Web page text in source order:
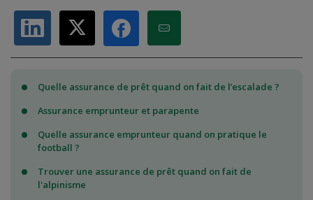
Partager sur LinkedIn
Partager sur XPartager sur Facebook
Partager par Email
Quelle assurance de prêt quand on fait de l’escalade ?
Assurance emprunteur et parapente
Quelle assurance emprunteur quand on pratique le
football ?
Trouver une assurance de prêt quand on fait de
l'alpinisme